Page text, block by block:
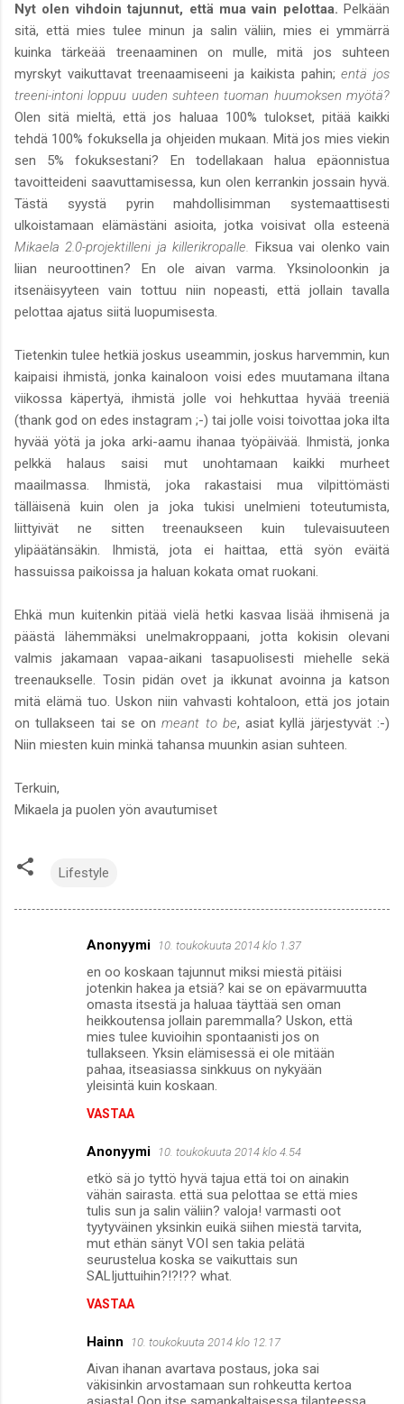
Nyt olen vihdoin tajunnut, että mua vain pelottaa. Pelkään
sitä, että mies tulee minun ja salin väliin, mies ei ymmärrä
kuinka tärkeää treenaaminen on mulle, mitä jos suhteen
myrskyt vaikuttavat treenaamiseeni ja kaikista pahin;entä jos
treeni-intoni loppuu uuden suhteen tuoman huumoksen myötä?
Olen sitä mieltä, että jos haluaa 100% tulokset, pitää kaikki
tehdä 100% fokuksella ja ohjeiden mukaan. Mitä jos mies viekin
sen 5% fokuksestani? En todellakaan halua epäonnistua
tavoitteideni saavuttamisessa, kun olen kerrankin jossain hyvä.
Tästä syystä pyrin mahdollisimman systemaattisesti
ulkoistamaan elämästäni asioita, jotka voisivat olla esteenä
Mikaela 2.0-projektilleni ja killerikropalle. Fiksua vai olenko vain
liian neuroottinen? En ole aivan varma. Yksinoloonkin ja
itsenäisyyteen vain tottuu niin nopeasti, että jollain tavalla
pelottaa ajatus siitä luopumisesta.
Tietenkin tulee hetkiä joskus useammin, joskus harvemmin, kun
kaipaisi ihmistä, jonka kainaloon voisi edes muutamana iltana
viikossa käpertyä, ihmistä jolle voi hehkuttaa hyvää treeniä
(thank god on edes instagram ;-) tai jolle voisi toivottaa joka ilta
hyvää yötä ja joka arki-aamu ihanaa työpäivää. Ihmistä, jonka
pelkkä halaus saisi mut unohtamaan kaikki murheet
maailmassa. Ihmistä, joka rakastaisi mua vilpittömästi
tälläisenä kuin olen ja joka tukisi unelmieni toteutumista,
liittyivät ne sitten treenaukseen kuin tulevaisuuteen
ylipäätänsäkin. Ihmistä, jota ei haittaa, että syön eväitä
hassuissa paikoissa ja haluan kokata omat ruokani.
Ehkä mun kuitenkin pitää vielä hetki kasvaa lisää ihmisenä ja
päästä lähemmäksi unelmakroppaani, jotta kokisin olevani
valmis jakamaan vapaa-aikani tasapuolisesti miehelle sekä
treenaukselle. Tosin pidän ovet ja ikkunat avoinna ja katson
mitä elämä tuo. Uskon niin vahvasti kohtaloon, että jos jotain
on tullakseen tai se onmeant to be, asiat kyllä järjestyvät :-)
Niin miesten kuin minkä tahansa muunkin asian suhteen.
Terkuin,
Mikaela ja puolen yön avautumiset
Lifestyle
Anonyymi 10. toukokuuta 2014 klo 1.37
en oo koskaan tajunnut miksi miestä pitäisi
jotenkin hakea ja etsiä? kai se on epävarmuutta
omasta itsestä ja haluaa täyttää sen oman
heikkoutensa jollain paremmalla? Uskon, että
mies tulee kuvioihin spontaanisti jos on
tullakseen. Yksin elämisessä ei ole mitään
pahaa, itseasiassa sinkkuus on nykyään
yleisintä kuin koskaan.
VASTAA
Anonyymi 10. toukokuuta 2014 klo 4.54
etkö sä jo tyttö hyvä tajua että toi on ainakin
vähän sairasta. että sua pelottaa se että mies
tulis sun ja salin väliin? valoja! varmasti oot
tyytyväinen yksinkin euikä siihen miestä tarvita,
mut ethän sänyt VOI sen takia pelätä
seurustelua koska se vaikuttais sun
SALIjuttuihin?!?!?? what.
VASTAA
Hainn 10. toukokuuta 2014 klo 12.17
Aivan ihanan avartava postaus, joka sai
väkisinkin arvostamaan sun rohkeutta kertoa